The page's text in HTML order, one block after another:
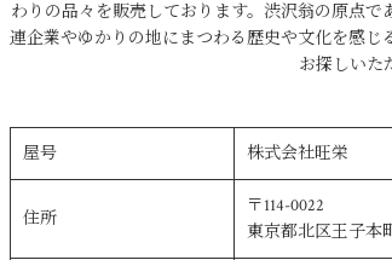
わりの品々を販売しております。渋沢翁の原点
連企業やゆかりの地にまつわる歴史や文化を感
お探しいた
屋号 株式会社旺栄
住所
〒114-0022
東京都北区王子本